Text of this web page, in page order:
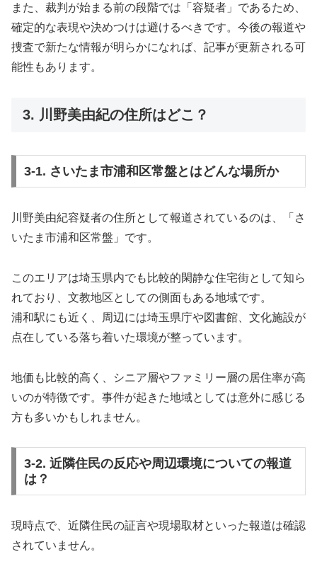
また、裁判が始まる前の段階では「容疑者」であるため、
確定的な表現や決めつけは避けるべきです。今後の報道や
捜査で新たな情報が明らかになれば、記事が更新される可
能性もあります。
3. 川野美由紀の住所はどこ？
3-1. さいたま市浦和区常盤とはどんな場所か
川野美由紀容疑者の住所として報道されているのは、「さ
いたま市浦和区常盤」です。
このエリアは埼玉県内でも比較的閑静な住宅街として知ら
れており、文教地区としての側面もある地域です。
浦和駅にも近く、周辺には埼玉県庁や図書館、文化施設が
点在している落ち着いた環境が整っています。
地価も比較的高く、シニア層やファミリー層の居住率が高
いのが特徴です。事件が起きた地域としては意外に感じる
方も多いかもしれません。
3-2. 近隣住民の反応や周辺環境についての報道
は？
現時点で、近隣住民の証言や現場取材といった報道は確認
されていません。